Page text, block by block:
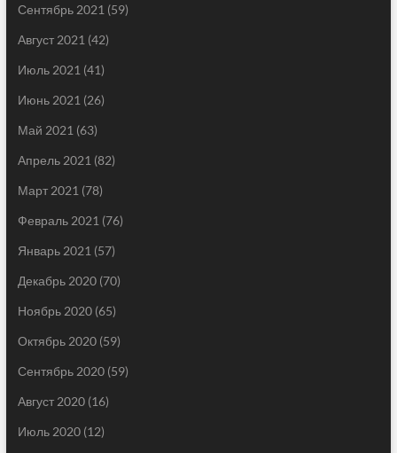
Сентябрь 2021 (59)
Август 2021 (42)
Июль 2021 (41)
Июнь 2021 (26)
Май 2021 (63)
Апрель 2021 (82)
Март 2021 (78)
Февраль 2021 (76)
Январь 2021 (57)
Декабрь 2020(70)
Ноябрь 2020(65)
Октябрь 2020(59)
Сентябрь 2020(59)
Август 2020(16)
Июль 2020(12)